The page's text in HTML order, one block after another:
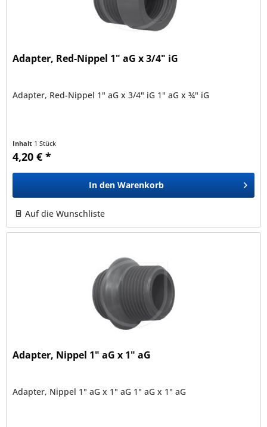
Adapter, Red-Nippel 1" aG x 3/4" iG
Adapter, Red-Nippel 1" aG x 3/4" iG 1" aG x ¾" iG
Inhalt 1 Stück
4,20 € *
In den Warenkorb
Auf die Wunschliste
Adapter, Nippel 1" aG x 1" aG
Adapter, Nippel 1" aG x 1" aG 1" aG x 1" aG